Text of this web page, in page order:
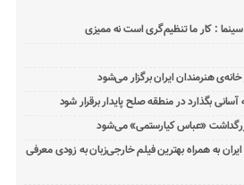
: کار ما تنظیم‌گری است نه ممیزی
هنرمندان ایران برگزار می‌شود
بگذارد در منطقه صلح پایدار برقرار شود
«عباس کیارستمی» می‌شود
به همراه بهترین فیلم خارجی‌زبان به زودی معرفی